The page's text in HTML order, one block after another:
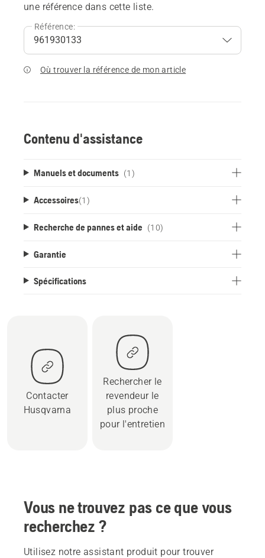
une référence dans cette liste.
Référence:
Où trouver la référence de mon article
Contenu d'assistance
Manuels et documents (1)
Accessoires(1 )
Recherche de pannes et aide (10)
Garantie
Spécifications
Contacter
Husqvarna
Rechercher le
revendeur le
plus proche
pour l'entretien
Vous ne trouvez pas ce que vous
recherchez ?
Utilisez notre assistant produit pour trouver